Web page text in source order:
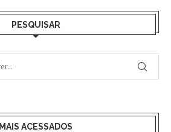
PESQUISAR
MAIS ACESSADOS